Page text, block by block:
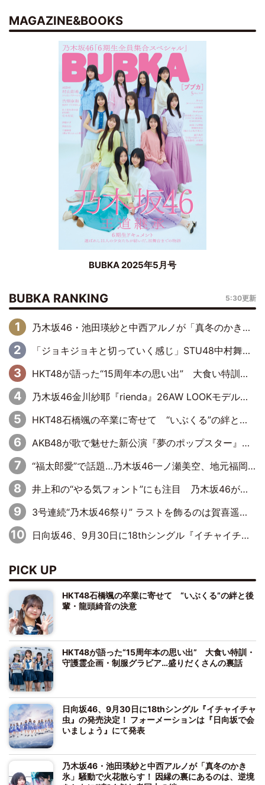
MAGAZINE&BOOKS
BUBKA 2025年5月号
BUBKA RANKING 5:30更新
乃木坂46・池田瑛紗と中西アルノが「真冬のかき氷」騒動で火花散らす！ 因縁の裏にあるのは、逆境をともに“凌”ぐ似た者同士の絆
「ジョキジョキと切っていく感じ」STU48中村舞、新しい挑戦は自らの手で
HKT48が語った“15周年本の思い出” 大食い特訓・守護霊企画・制服グラビア…盛りだくさんの裏話
乃木坂46金川紗耶『rienda』26AW LOOKモデルに就任
HKT48石橋颯の卒業に寄せて “いぶくる”の絆と後輩・龍頭綺音の決意
AKB48が歌で魅せた新公演『夢のポップスター』 初日から全身全霊のステージ
“福太郎愛”で話題…乃木坂46一ノ瀬美空、地元福岡『めんべい25周年トップサポーター』に就任
井上和の“やる気フォント”にも注目 乃木坂46が挑んだ書道パフォーマンスの舞台裏
3号連続“乃木坂46祭り” ラストを飾るのは賀喜遥香…5年ぶりの登場に「5年分大人になった私を見ていただけたら」
日向坂46、9月30日に18thシングル『イチャイチャ虫』の発売決定！ フォーメーションは『日向坂で会いましょう』にて発表
PICK UP
HKT48石橋颯の卒業に寄せて “いぶくる”の絆と後
輩・龍頭綺音の決意
HKT48が語った“15周年本の思い出” 大食い特訓・
守護霊企画・制服グラビア…盛りだくさんの裏話
日向坂46、9月30日に18thシングル『イチャイチャ
虫』の発売決定！ フォーメーションは『日向坂で会
いましょう』にて発表
乃木坂46・池田瑛紗と中西アルノが「真冬のかき
氷」騒動で火花散らす！ 因縁の裏にあるのは、逆境